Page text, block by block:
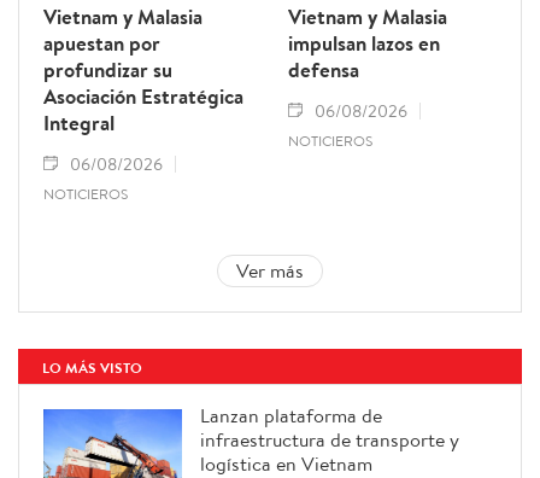
Vietnam y Malasia
apuestan por
profundizar su
Asociación Estratégica
Integral
06/08/2026
NOTICIEROS
Vietnam y Malasia
impulsan lazos en
defensa
06/08/2026
NOTICIEROS
Ver más
LO MÁS VISTO
Lanzan plataforma de
infraestructura de transporte y
logística en Vietnam